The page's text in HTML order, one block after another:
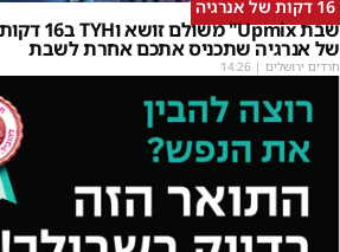
16 דקות של אנרגיה
שבת Upmix" משולם זושא וTYH ב16 דקות
של אנרגיה שתכניס אתכם אחרת לשבת
חרדים ירושלים |
14:26